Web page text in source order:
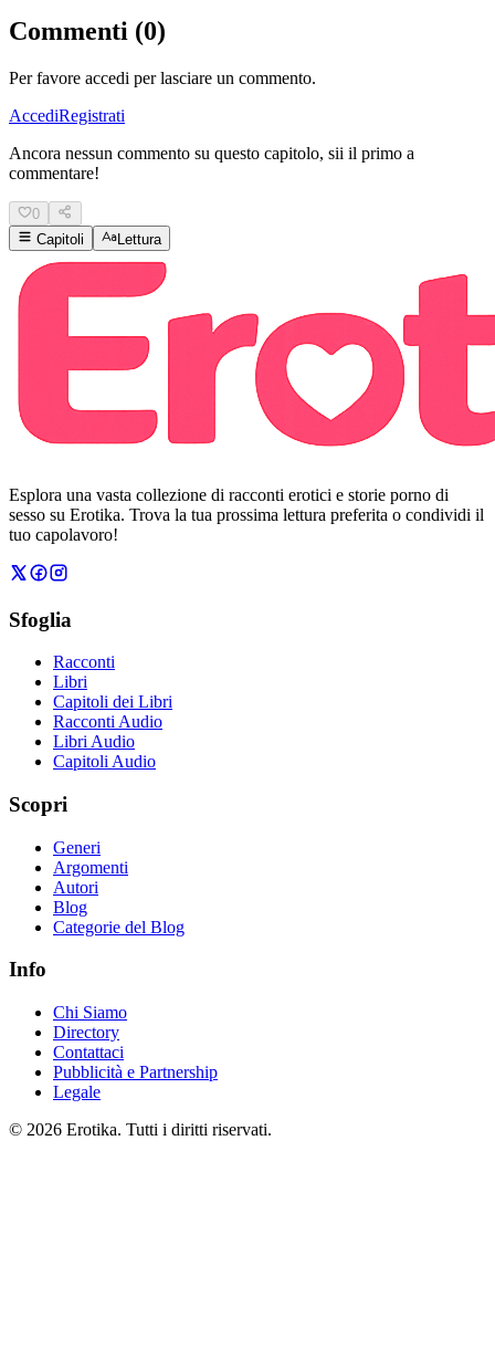
Commenti (0)
Per favore accedi per lasciare un commento.
AccediRegistrati
Ancora nessun commento su questo capitolo, sii il primo a
commentare!
0
Capitoli
Lettura
Esplora una vasta collezione di racconti erotici e storie porno di
sesso su Erotika. Trova la tua prossima lettura preferita o condividi il
tuo capolavoro!
Sfoglia
Racconti
Libri
Capitoli dei Libri
Racconti Audio
Libri Audio
Capitoli Audio
Scopri
Generi
Argomenti
Autori
Blog
Categorie del Blog
Info
Chi Siamo
Directory
Contattaci
Pubblicità e Partnership
Legale
© 2026 Erotika. Tutti i diritti riservati.